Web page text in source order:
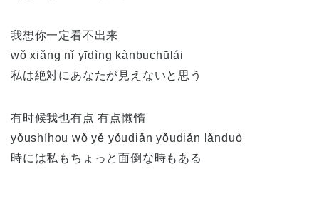
我想你一定看不出来
wǒ xiǎng nǐ yīdìng kànbuchūlái
私は絶対にあなたが見えないと思う
有时候我也有点 有点懒惰
yǒushíhou wǒ yě yǒudiǎn yǒudiǎn lǎnduò
時には私もちょっと面倒な時もある